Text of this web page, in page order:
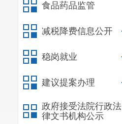
食品药品监管
减税降费信息公开
稳岗就业
建议提案办理
政府接受法院行政法
律文书机构公示